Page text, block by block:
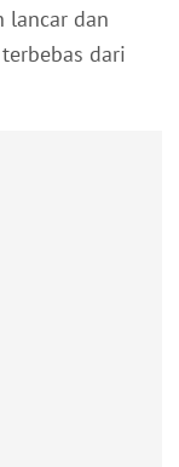
lancar dan
dari